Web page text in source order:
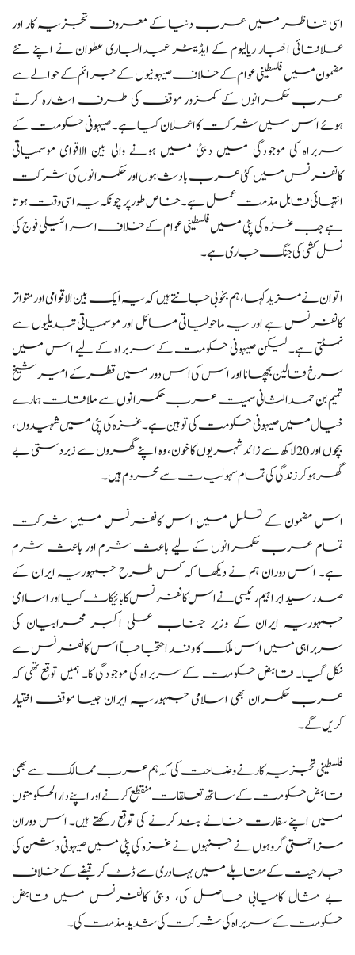
اسی تناظر میں عرب دنیا کے معروف تجزیہ کار اور
علاقائی اخبار ریالیوم کے ایڈیٹر عبدالباری عطوان نے اپنے نئے
مضمون میں فلسطینی عوام کے خلاف صیہونیوں کے جرائم کے حوالے سے
عرب حکمرانوں کے کمزور موقف کی طرف اشارہ کرتے
ہوئے اس میں شرکت کا اعلان کیا ہے۔ صیہونی حکومت کے
سربراہ کی موجودگی میں دبئی میں ہونے والی بین الاقوامی موسمیاتی
کانفرنس میں کئی عرب بادشاہوں اور حکمرانوں کی شرکت
انتہائی قابل مذمت عمل ہے۔ خاص طور پر چونکہ یہ اسی وقت ہوتا
ہے جب غزہ کی پٹی میں فلسطینی عوام کے خلاف اسرائیلی فوج کی
نسل کشی کی جنگ جاری ہے۔
اتوان نے مزید کہا، ہم بخوبی جانتے ہیں کہ یہ ایک بین الاقوامی اور متواتر
کانفرنس ہے اور یہ ماحولیاتی مسائل اور موسمیاتی تبدیلیوں سے
نمٹتی ہے۔ لیکن صیہونی حکومت کے سربراہ کے لیے اس میں
سرخ قالین بچھانا اور اس کی اس دور میں قطر کے امیر شیخ
تمیم بن حمد الثانی سمیت عرب حکمرانوں سے ملاقات ہمارے
خیال میں صیہونی حکومت کی توہین ہے۔ غزہ کی پٹی میں شہیدوں،
بچوں اور 20 لاکھ سے زائد شہریوں کا خون، وہ اپنے گھروں سے زبردستی بے
گھر ہو کر زندگی کی تمام سہولیات سے محروم ہیں۔
اس مضمون کے تسلسل میں اس کانفرنس میں شرکت
تمام عرب حکمرانوں کے لیے باعث شرم اور باعث شرم
ہے۔ اس دوران ہم نے دیکھا کہ کس طرح جمہوریہ ایران کے
صدر سید ابراہیم رئیسی نے اس کانفرنس کا بائیکاٹ کیا اور اسلامی
جمہوریہ ایران کے وزیر جناب علی اکبر محرابیان کی
سربراہی میں اس ملک کا وفد احتجاجاً اس کانفرنس سے
نکل گیا۔ قابض حکومت کے سربراہ کی موجودگی کا۔ ہمیں توقع تھی کہ
عرب حکمران بھی اسلامی جمہوریہ ایران جیسا موقف اختیار
کریں گے۔
فلسطینی تجزیہ کار نے وضاحت کی کہ ہم عرب ممالک سے بھی
قابض حکومت کے ساتھ تعلقات منقطع کرنے اور اپنے دارالحکومتوں
میں اپنے سفارت خانے بند کرنے کی توقع رکھتے ہیں۔ اس دوران
مزاحمتی گروہوں نے جنہوں نے غزہ کی پٹی میں صیہونی دشمن کی
جارحیت کے مقابلے میں بہادری سے ڈٹ کر قبضے کے خلاف
بے مثال کامیابی حاصل کی، دبئی کانفرنس میں قابض
حکومت کے سربراہ کی شرکت کی شدید مذمت کی۔